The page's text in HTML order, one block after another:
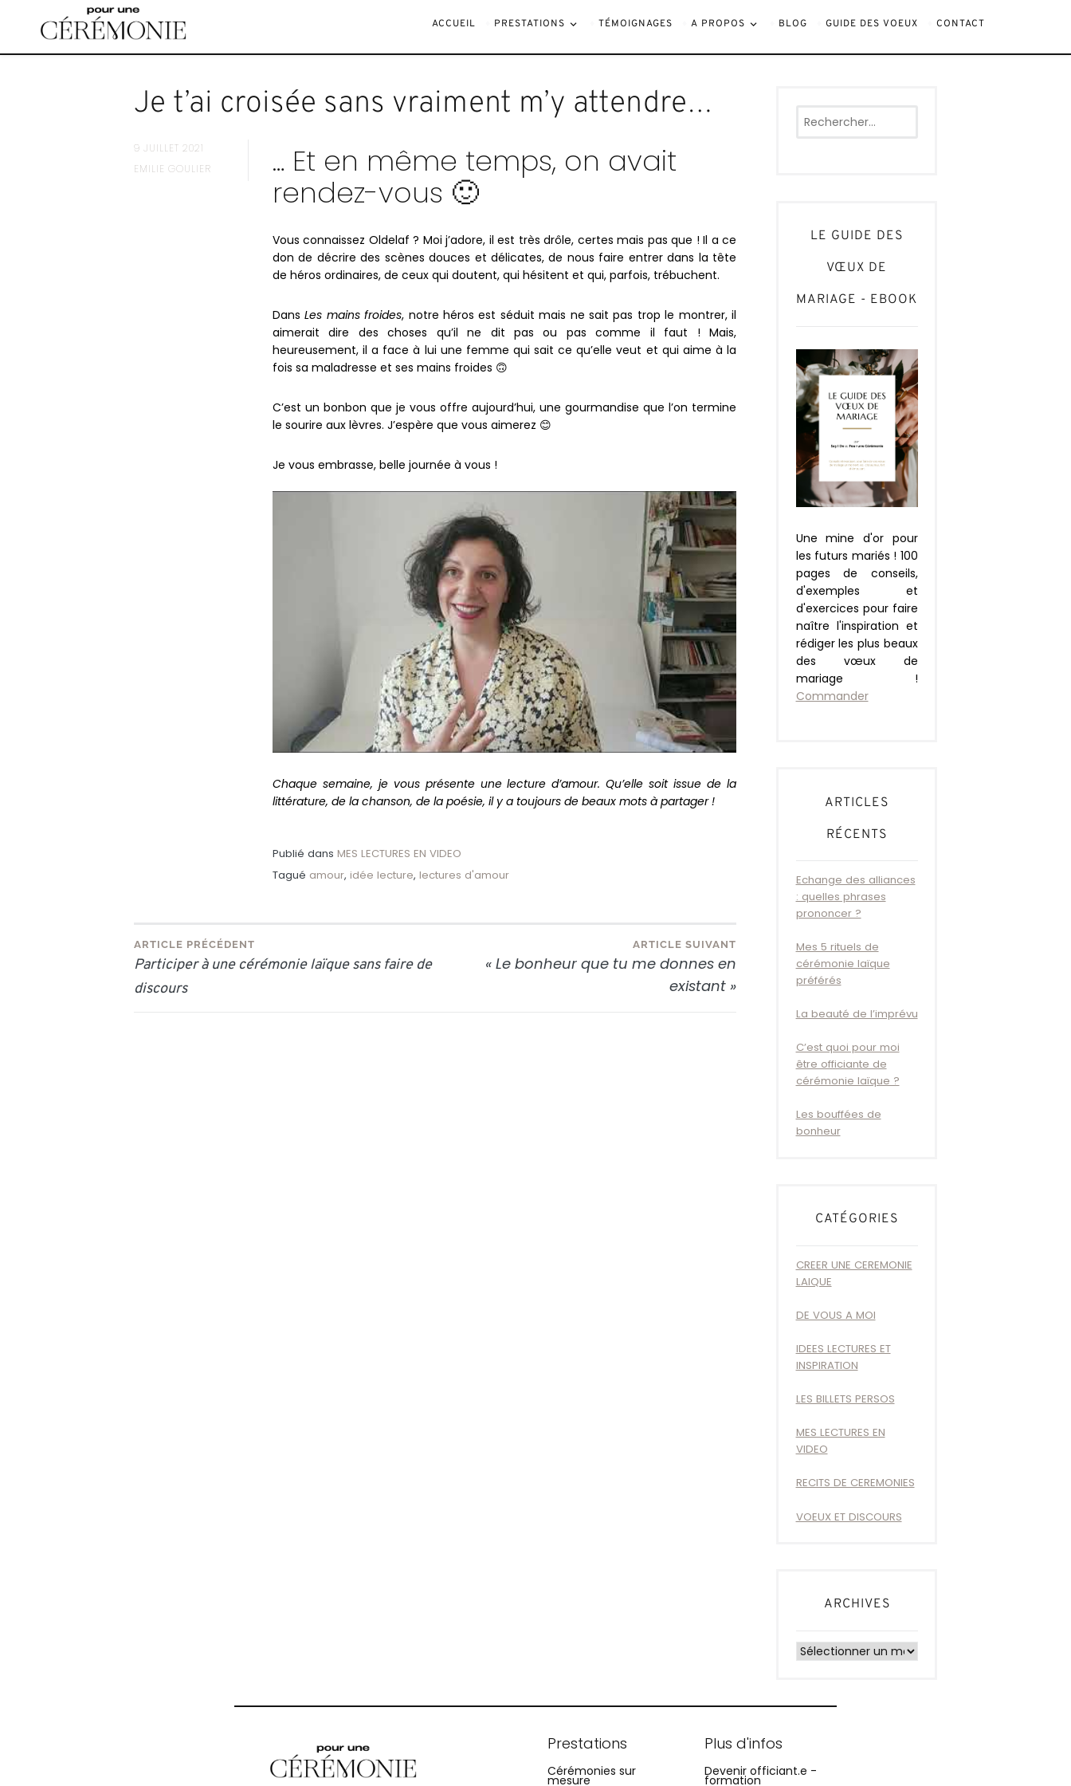
contenu
ACCUEIL PRESTATIONS TÉMOIGNAGES A PROPOS BLOG GUIDE DES VOEUX CONTACT
attendre…
Je t’ai croisée sans vraiment m’y attendre…
9 JUILLET 2021
EMILIE GOULIER
… Et en même temps, on avait
rendez-vous 🙂
Vous connaissez Oldelaf ? Moi j’adore, il est très drôle, certes mais pas que ! Il a ce
don de décrire des scènes douces et délicates, de nous faire entrer dans la tête
de héros ordinaires, de ceux qui doutent, qui hésitent et qui, parfois, trébuchent.
DansLes mains froides, notre héros est séduit mais ne sait pas trop le montrer, il
aimerait dire des choses qu’il ne dit pas ou pas comme il faut ! Mais,
heureusement, il a face à lui une femme qui sait ce qu’elle veut et qui aime à la
fois sa maladresse et ses mains froides 🙃
C’est un bonbon que je vous offre aujourd’hui, une gourmandise que l’on termine
le sourire aux lèvres. J’espère que vous aimerez 😊
Je vous embrasse, belle journée à vous !
Chaque semaine, je vous présente une lecture d’amour. Qu’elle soit issue de la
littérature, de la chanson, de la poésie, il y a toujours de beaux mots à partager !
Publié dans MES LECTURES EN VIDEO
Tagué amour, idée lecture, lectures d'amour
Navigation
de
ARTICLE PRÉCÉDENT
Participer à une cérémonie laïque sans faire de
discours
ARTICLE SUIVANT
« Le bonheur que tu me donnes en
existant »
LE GUIDE DES
VŒUX DE
MARIAGE - EBOOK
Une mine d'or pour
les futurs mariés ! 100
pages de conseils,
d'exemples et
d'exercices pour faire
naître l'inspiration et
rédiger les plus beaux
des vœux de
mariage !
Commander
ARTICLES
RÉCENTS
Echange des alliances
: quelles phrases
prononcer ?
Mes 5 rituels de
cérémonie laïque
préférés
La beauté de l’imprévu
C’est quoi pour moi
être officiante de
cérémonie laïque ?
Les bouffées de
bonheur
CATÉGORIES
CREER UNE CEREMONIE
LAIQUE
DE VOUS A MOI
IDEES LECTURES ET
INSPIRATION
LES BILLETS PERSOS
MES LECTURES EN
VIDEO
RECITS DE CEREMONIES
VOEUX ET DISCOURS
ARCHIVES
Archives
Prestations
Cérémonies sur
mesure
Plus d'infos
Devenir officiant.e -
formation